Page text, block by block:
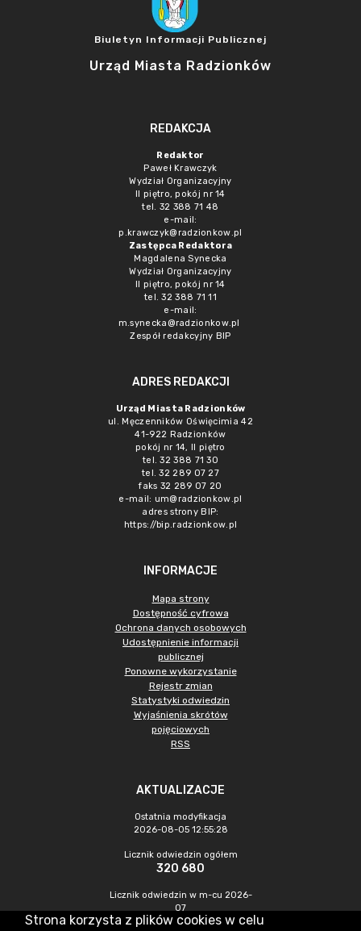
Biuletyn Informacji Publicznej
Urząd Miasta Radzionków
REDAKCJA
Redaktor
Paweł Krawczyk
Wydział Organizacyjny
II piętro, pokój nr 14
tel. 32 388 71 48
e-mail:
p.krawczyk@radzionkow.pl
Zastępca Redaktora
Magdalena Synecka
Wydział Organizacyjny
II piętro, pokój nr 14
tel. 32 388 71 11
e-mail:
m.synecka@radzionkow.pl
Zespół redakcyjny BIP
ADRES REDAKCJI
Urząd Miasta Radzionków
ul. Męczenników Oświęcimia 42
41-922 Radzionków
pokój nr 14, II piętro
tel. 32 388 71 30
tel. 32 289 07 27
faks 32 289 07 20
e-mail: um@radzionkow.pl
adres strony BIP:
https://bip.radzionkow.pl
INFORMACJE
Mapa strony
Dostępność cyfrowa
Ochrona danych osobowych
Udostępnienie informacji
publicznej
Ponowne wykorzystanie
Rejestr zmian
Statystyki odwiedzin
Wyjaśnienia skrótów
pojęciowych
RSS
AKTUALIZACJE
Ostatnia modyfikacja
2026-08-05 12:55:28
Licznik odwiedzin ogółem
320 680
Licznik odwiedzin w m-cu 2026-
07
739
Strona korzysta z plików cookies w celu